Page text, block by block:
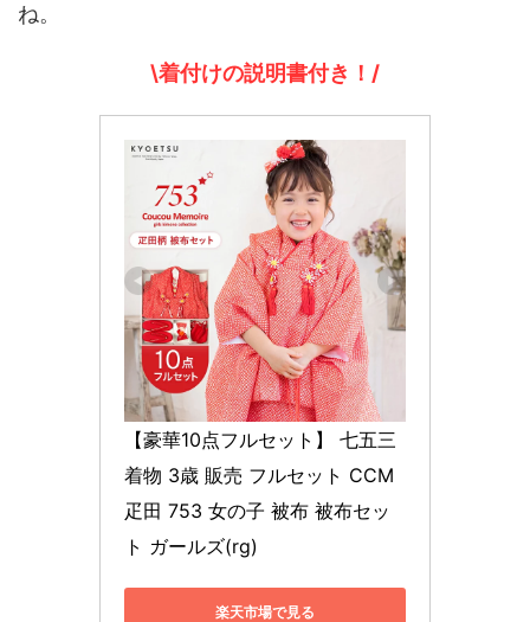
ね。
\着付けの説明書付き！/
【豪華10点フルセット】 七五三
着物 3歳 販売 フルセット CCM
疋田 753 女の子 被布 被布セッ
ト ガールズ(rg)
楽天市場で見る